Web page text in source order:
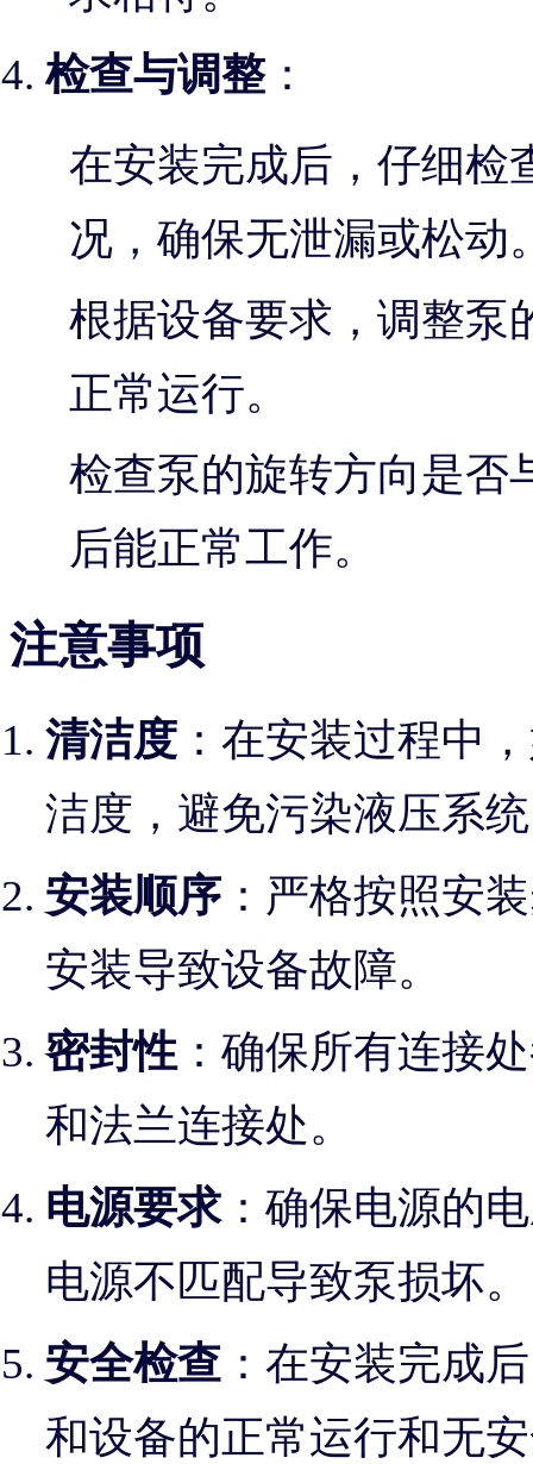
检查与调整：
在安装完成后，仔细检
况，确保无泄漏或松动
根据设备要求，调整泵
正常运行。
检查泵的旋转方向是否
后能正常工作。
注意事项
清洁度 ：在安装过程中
洁度，避免污染液压系
安装顺序 ：严格按照安
安装导致设备故障。
密封性 ：确保所有连接
和法兰连接处。
电源要求：确保电源的
电源不匹配导致泵损坏。
安全检查 ：在安装完成
和设备的正常运行和无